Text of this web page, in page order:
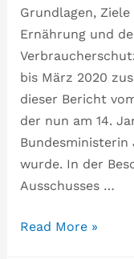
Grundlagen,
Ernährung und
bis März 2020
dieser Bericht
der nun am 14.
wurde. In der
Ausschusses …
Read More »